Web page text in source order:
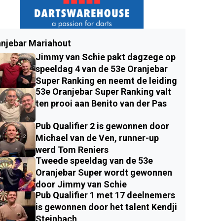
Mariahout
Jimmy van Schie pakt dagzege op
speeldag 4 van de 53e Oranjebar
Super Ranking en neemt de leiding
53e Oranjebar Super Ranking valt
ten prooi aan Benito van der Pas
Pub Qualifier 2 is gewonnen door
Michael van de Ven, runner-up
werd Tom Reniers
Tweede speeldag van de 53e
Oranjebar Super wordt gewonnen
door Jimmy van Schie
Pub Qualifier 1 met 17 deelnemers
is gewonnen door het talent Kendji